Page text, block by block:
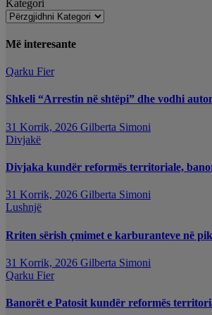
Kategori
Më interesante
Qarku Fier
Shkeli “Arrestin në shtëpi” dhe vodhi
31 Korrik, 2026 Gilberta Simoni
Divjakë
Divjaka kundër reformës territoriale,
31 Korrik, 2026 Gilberta Simoni
Lushnjë
Rriten sërish çmimet e karburanteve në
31 Korrik, 2026 Gilberta Simoni
Qarku Fier
Banorët e Patosit kundër reformës